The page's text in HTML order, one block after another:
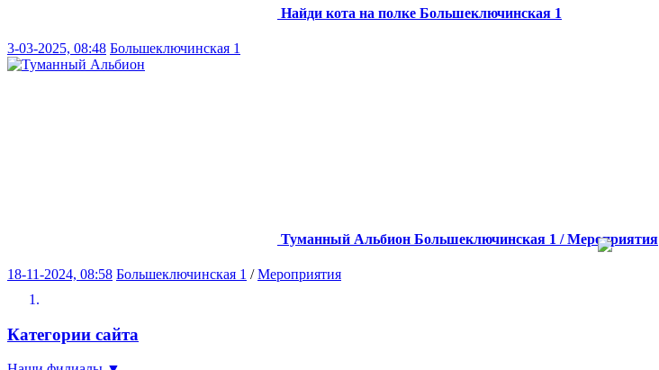
Найди кота на полке Большеключинская 1
3-03-2025, 08:48 Большеключинская 1
Туманный Альбион Большеключинская 1 / Мероприятия
18-11-2024, 08:58 Большеключинская 1 /Мероприятия
Категории сайта